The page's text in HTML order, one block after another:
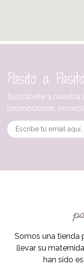
Pasito a
Suscríbete a nuestra
promociones,
Somos una tienda
llevar su
han sido